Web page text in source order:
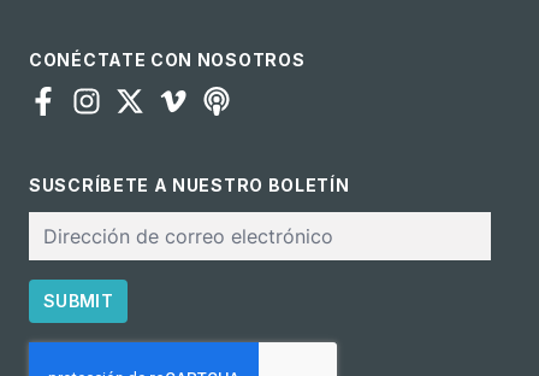
CONÉCTATE CON NOSOTROS
SUSCRÍBETE A NUESTRO BOLETÍN
electrónico
SUBMIT